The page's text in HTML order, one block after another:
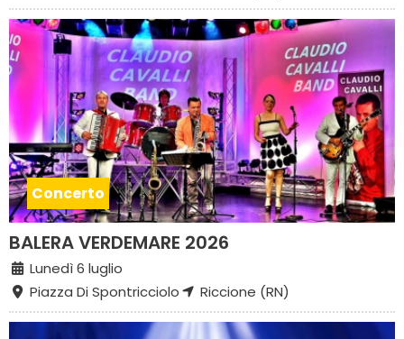
Concerto
BALERA VERDEMARE 2026
Lunedì 6 luglio
Piazza Di Spontricciolo
Riccione (RN)